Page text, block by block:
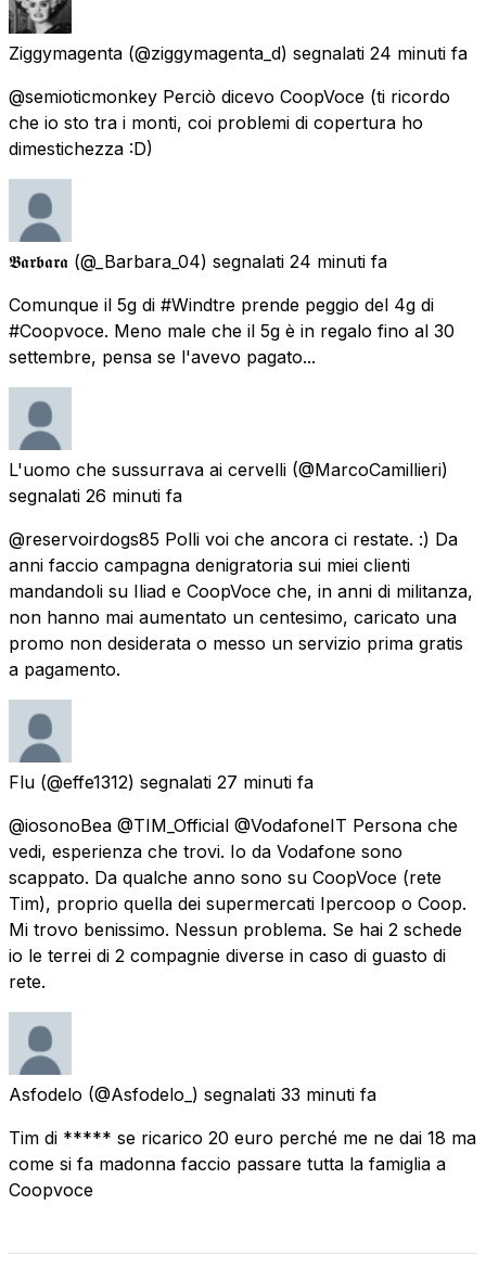
Ziggymagenta (@ziggymagenta_d) segnalati 24 minuti fa
@semioticmonkey Perciò dicevo CoopVoce (ti ricordo
che io sto tra i monti, coi problemi di copertura ho
dimestichezza :D)
𝕭𝖆𝖗𝖇𝖆𝖗𝖆 (@_Barbara_04) segnalati 24 minuti fa
Comunque il 5g di #Windtre prende peggio del 4g di
#Coopvoce. Meno male che il 5g è in regalo fino al 30
settembre, pensa se l'avevo pagato...
L'uomo che sussurrava ai cervelli (@MarcoCamillieri)
segnalati 26 minuti fa
@reservoirdogs85 Polli voi che ancora ci restate. :) Da
anni faccio campagna denigratoria sui miei clienti
mandandoli su Iliad e CoopVoce che, in anni di militanza,
non hanno mai aumentato un centesimo, caricato una
promo non desiderata o messo un servizio prima gratis
a pagamento.
Flu (@effe1312) segnalati 27 minuti fa
@iosonoBea @TIM_Official @VodafoneIT Persona che
vedi, esperienza che trovi. Io da Vodafone sono
scappato. Da qualche anno sono su CoopVoce (rete
Tim), proprio quella dei supermercati Ipercoop o Coop.
Mi trovo benissimo. Nessun problema. Se hai 2 schede
io le terrei di 2 compagnie diverse in caso di guasto di
rete.
Asfodelo (@Asfodelo_) segnalati 33 minuti fa
Tim di ***** se ricarico 20 euro perché me ne dai 18 ma
come si fa madonna faccio passare tutta la famiglia a
Coopvoce